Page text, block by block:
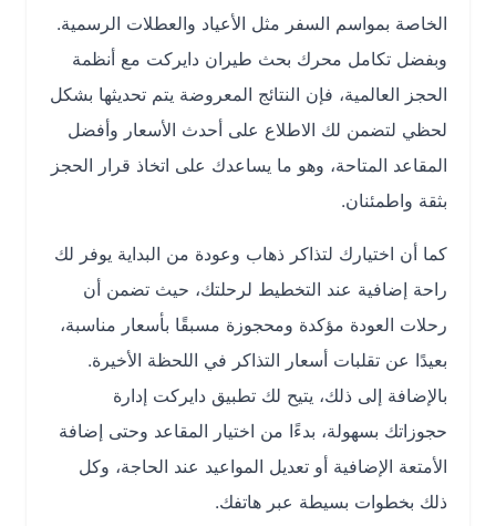
الخاصة بمواسم السفر مثل الأعياد والعطلات الرسمية.
وبفضل تكامل محرك بحث طيران دايركت مع أنظمة
الحجز العالمية، فإن النتائج المعروضة يتم تحديثها بشكل
لحظي لتضمن لك الاطلاع على أحدث الأسعار وأفضل
المقاعد المتاحة، وهو ما يساعدك على اتخاذ قرار الحجز
بثقة واطمئنان.
كما أن اختيارك لتذاكر ذهاب وعودة من البداية يوفر لك
راحة إضافية عند التخطيط لرحلتك، حيث تضمن أن
رحلات العودة مؤكدة ومحجوزة مسبقًا بأسعار مناسبة،
بعيدًا عن تقلبات أسعار التذاكر في اللحظة الأخيرة.
بالإضافة إلى ذلك، يتيح لك تطبيق دايركت إدارة
حجوزاتك بسهولة، بدءًا من اختيار المقاعد وحتى إضافة
الأمتعة الإضافية أو تعديل المواعيد عند الحاجة، وكل
ذلك بخطوات بسيطة عبر هاتفك.